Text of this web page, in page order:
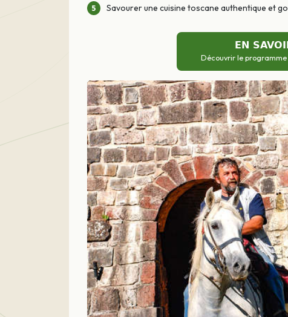
Savourer une cuisine toscane authentique et
EN
Découvrir le
Précédent